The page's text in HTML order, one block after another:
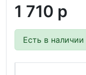
1 710 р
Есть в наличии